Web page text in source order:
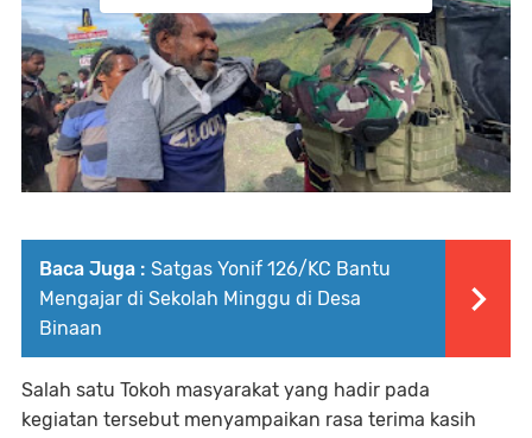
Baca Juga : Satgas Yonif 126/KC Bantu
Mengajar di Sekolah Minggu di Desa
Binaan
Salah satu Tokoh masyarakat yang hadir pada
kegiatan tersebut menyampaikan rasa terima kasih